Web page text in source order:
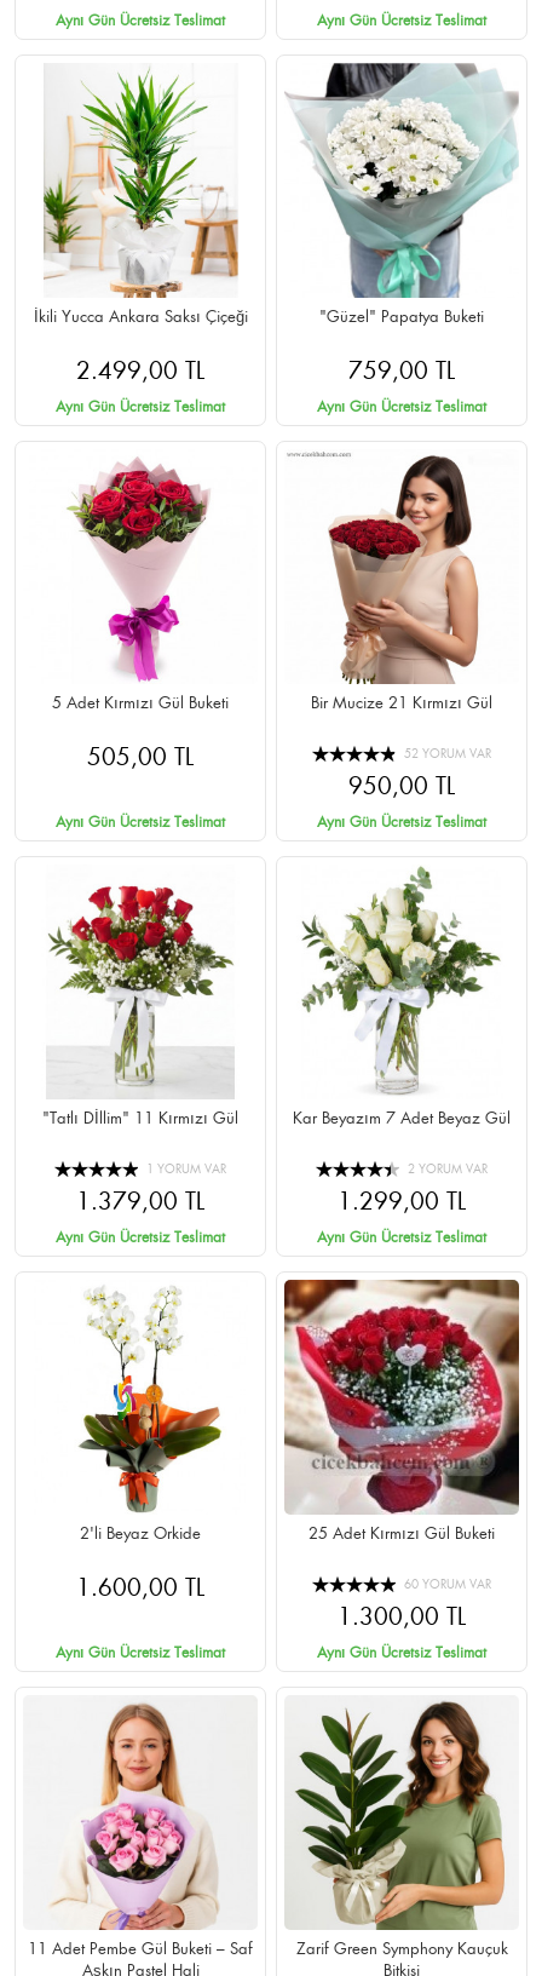
Aynı Gün Ücretsiz Teslimat Aynı Gün Ücretsiz Teslimat
İkili Yucca Ankara Saksı Çiçeği
2.499,00 TL
Aynı Gün Ücretsiz Teslimat
"Güzel" Papatya Buketi
759,00 TL
Aynı Gün Ücretsiz Teslimat
5 Adet Kırmızı Gül Buketi
505,00 TL
Aynı Gün Ücretsiz Teslimat
Bir Mucize 21 Kırmızı Gül
52 YORUM VAR
950,00 TL
Aynı Gün Ücretsiz Teslimat
"Tatlı Dİllim" 11 Kırmızı Gül
1 YORUM VAR
1.379,00 TL
Aynı Gün Ücretsiz Teslimat
Kar Beyazım 7 Adet Beyaz Gül
2 YORUM VAR
1.299,00 TL
Aynı Gün Ücretsiz Teslimat
2'li Beyaz Orkide
1.600,00 TL
Aynı Gün Ücretsiz Teslimat
25 Adet Kırmızı Gül Buketi
60 YORUM VAR
1.300,00 TL
Aynı Gün Ücretsiz Teslimat
11 Adet Pembe Gül Buketi – Saf
Aşkın Pastel Hali
Zarif Green Symphony Kauçuk
Bitkisi